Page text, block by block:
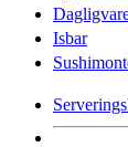
Isbar